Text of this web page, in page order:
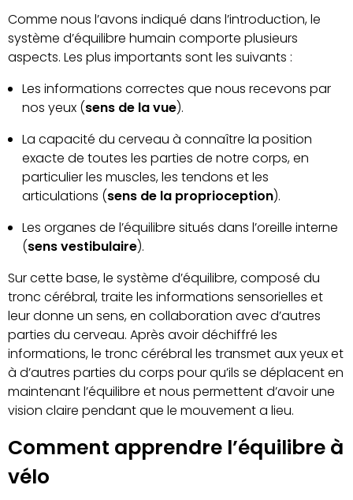
Comme nous l’avons indiqué dans l’introduction, le
système d’équilibre humain comporte plusieurs
aspects. Les plus importants sont les suivants :
Les informations correctes que nous recevons par
nos yeux (sens de la vue).
La capacité du cerveau à connaître la position
exacte de toutes les parties de notre corps, en
particulier les muscles, les tendons et les
articulations (sens de la proprioception).
Les organes de l’équilibre situés dans l’oreille interne
(sens vestibulaire).
Sur cette base, le système d’équilibre, composé du
tronc cérébral, traite les informations sensorielles et
leur donne un sens, en collaboration avec d’autres
parties du cerveau. Après avoir déchiffré les
informations, le tronc cérébral les transmet aux yeux et
à d’autres parties du corps pour qu’ils se déplacent en
maintenant l’équilibre et nous permettent d’avoir une
vision claire pendant que le mouvement a lieu.
Comment apprendre l’équilibre à
vélo